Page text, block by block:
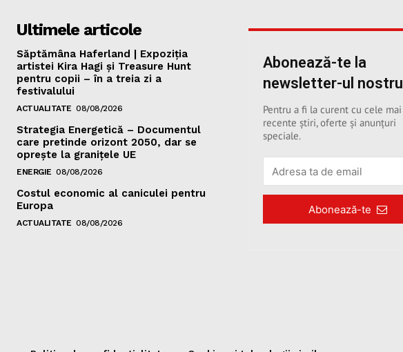
Ultimele articole
Săptămâna Haferland | Expoziţia
artistei Kira Hagi şi Treasure Hunt
pentru copii – în a treia zi a
festivalului
ACTUALITATE 08/08/2026
Strategia Energetică – Documentul
care pretinde orizont 2050, dar se
oprește la granițele UE
ENERGIE 08/08/2026
Costul economic al caniculei pentru
Europa
ACTUALITATE 08/08/2026
Abonează-te la
newsletter-ul nostru
Pentru a fi la curent cu cele mai
recente știri, oferte și anunțuri
speciale.
Abonează-te